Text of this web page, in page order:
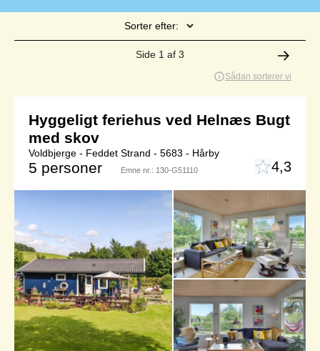
Sorter efter:
Side 1 af 3
Sådan sorterer vi
Hyggeligt feriehus ved Helnæs Bugt
med skov
Voldbjerge - Feddet Strand - 5683 - Hårby
5 personer Emne nr.: 130-G51110 4,3